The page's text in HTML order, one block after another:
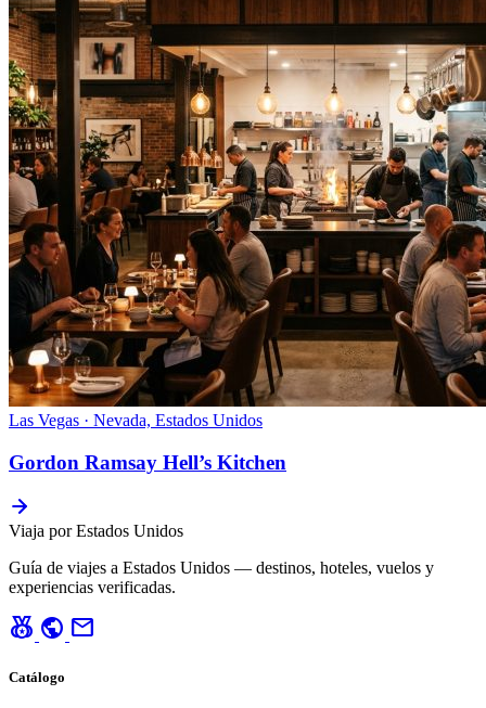
Las Vegas · Nevada, Estados Unidos
Gordon Ramsay Hell’s Kitchen
Viaja por Estados Unidos
Guía de viajes a Estados Unidos — destinos, hoteles, vuelos y
experiencias verificadas.
social_leaderboard public mail
Catálogo